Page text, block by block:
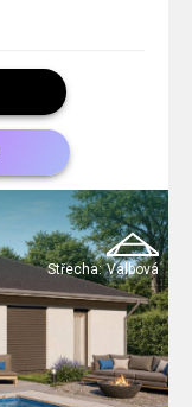
Střecha: Valbová